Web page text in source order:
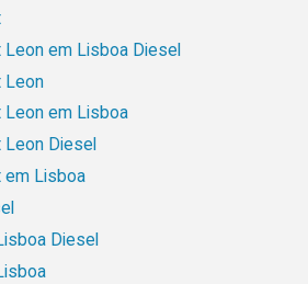
em Lisboa Diesel
Leon
em Lisboa
Diesel
em Lisboa
Diesel